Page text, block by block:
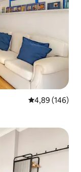
Prosječna
4,89 (146)